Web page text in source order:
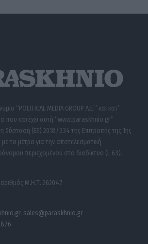
“POLITICAL MEDIA GROUP A.E.” και κατ’
που κατέχει αυτή “www.paraskhnio.gr”
Σύσταση (ΕΕ) 2018/334 της Επιτροπής της 1ης
τα μέτρα για την αποτελεσματική
περιεχομένου στο διαδίκτυο (L 63).
Μ.Η.Τ. 262047
, sales@paraskhnio.gr